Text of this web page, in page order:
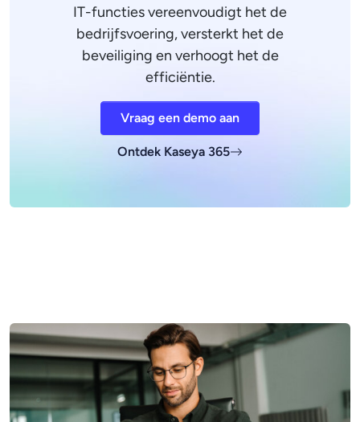
IT-functies vereenvoudigt het de
bedrijfsvoering, versterkt het de
beveiliging en verhoogt het de
efficiëntie.
Vraag een demo aan
Ontdek Kaseya 365